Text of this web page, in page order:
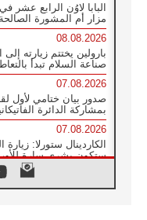
البابا لاوُن الرابع عشر
مزار أم المشورة
08.08.2026
بارولين يختتم زيارته
صناعة السلام تبدأ
07.08.2026
صدور بيان ختامي لأول
بمشاركة الدائرة
07.08.2026
الكاردينال ستورلا: زيارة
ستكون بشرى سارة
الفاتيكان يعلن برنامج